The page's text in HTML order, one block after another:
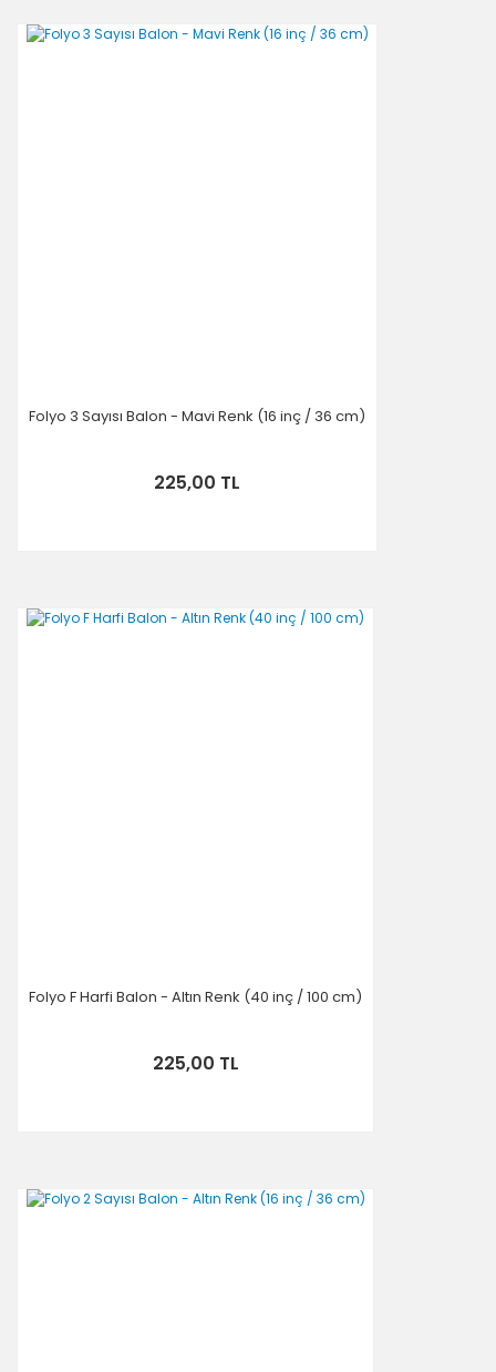
Folyo 3 Sayısı Balon - Mavi Renk (16 inç / 36 cm)
225,00 TL
Folyo F Harfi Balon - Altın Renk (40 inç / 100 cm)
225,00 TL